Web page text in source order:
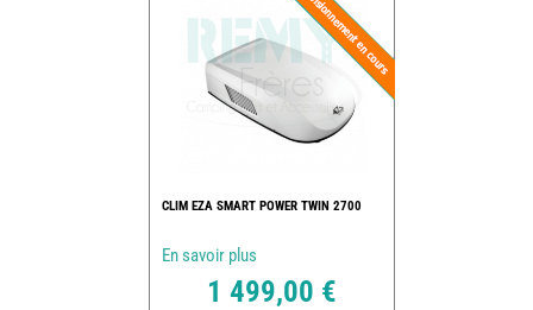
CLIM EZA SMART POWER TWIN 2700
En savoir plus
1 499,00 €